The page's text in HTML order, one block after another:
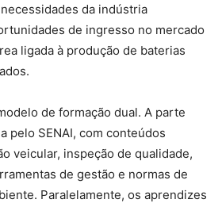
da indústria
de ingresso no mercado
ligada à produção de baterias
de formação dual. A parte
pelo SENAI, com conteúdos
veicular, inspeção de qualidade,
de gestão e normas de
Paralelamente, os aprendizes